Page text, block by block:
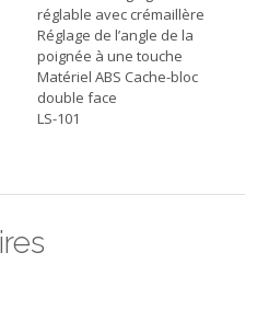
réglable avec crémaillère
Réglage de l’angle de la
poignée à une touche
Matériel ABS Cache-bloc
double face
LS-101